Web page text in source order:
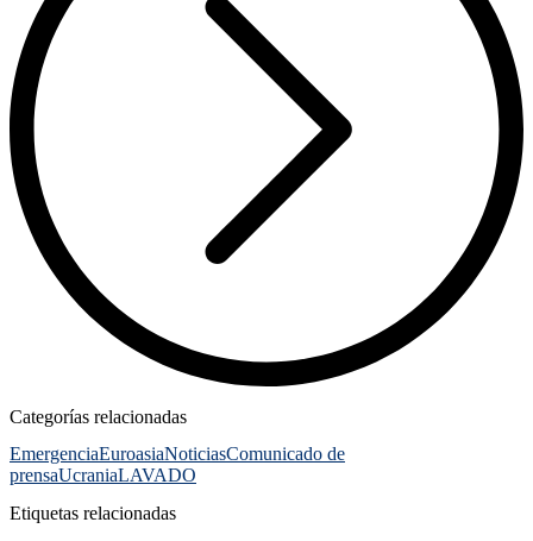
Categorías relacionadas
EmergenciaEuroasiaNoticiasComunicado de
prensaUcraniaLAVADO
Etiquetas relacionadas